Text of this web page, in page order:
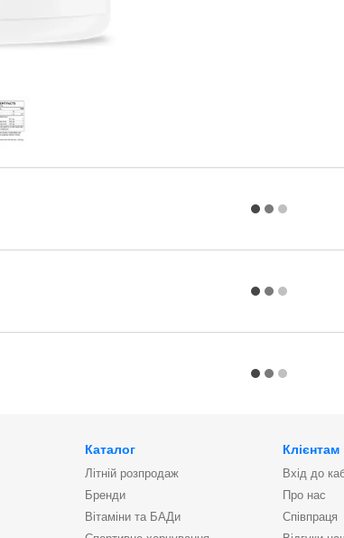
Каталог
Літній розпродаж
Бренди
Вітаміни та БАДи
Клієнтам
Вхід до
Про нас
Співпраця